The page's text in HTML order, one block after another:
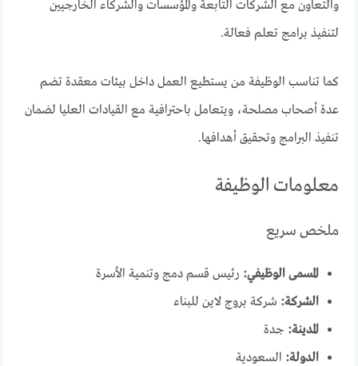
والتعاون مع الشركات التابعة والمؤسسات والشركاء الخارجيين
لتنفيذ برامج تعلم فعالة.
كما تناسب الوظيفة من يستطيع العمل داخل بيئات معقدة تضم
عدة أصحاب مصلحة، ويتعامل باحترافية مع القيادات العليا لضمان
تنفيذ البرامج وتحقيق أهدافها.
معلومات الوظيفة
ملخص سريع
المسمى الوظيفي: رئيس قسم دمج وتنمية الأسرة
الشركة: شركة بروج لاين للبناء
المدينة: جدة
الدولة: السعودية